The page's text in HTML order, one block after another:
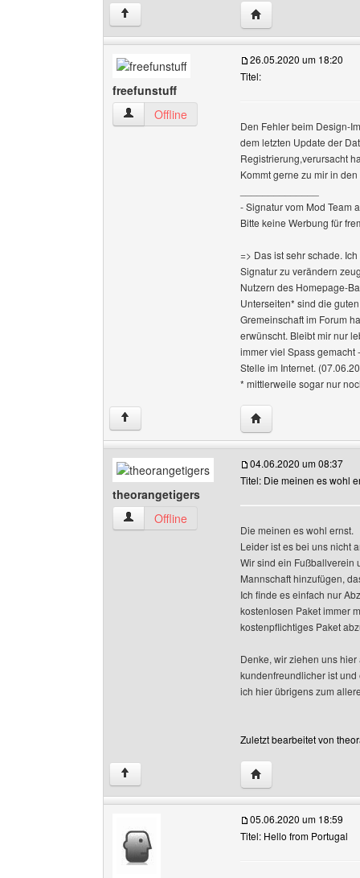
↑ Website dieses
freefunstuff
freefunstuff Benutzer-Profile anzeigen
Offline
26.05.2020 um 18:20
Titel:
Den Fehler beim Design-
dem letzten Update der
Registrierung,verursacht
Kommt gerne zu mir in
- Signatur vom Mod Team
Bitte keine Werbung für
=> Das ist sehr schade.
Signatur zu verändern
Nutzern des Homepage-
Unterseiten* sind die
Gremeinschaft im Forum
erwünscht. Bleibt mir nur
immer viel Spass gemacht
Stelle im Internet.
* mittlerweile sogar nur
↑ Website dieses
theorangetigers
theorangetigers Benutzer-Profile anzeigen
Offline
04.06.2020 um 08:37
Titel: Die meinen es wohl
Die meinen es wohl ernst.
Leider ist es bei uns nicht
Wir sind ein Fußballverein
Mannschaft hinzufügen,
Ich finde es einfach nur
kostenlosen Paket immer
kostenpflichtiges Paket
Denke, wir ziehen uns
kundenfreundlicher ist
ich hier übrigens zum
Zuletzt bearbeitet von
↑ Website dieses
05.06.2020 um 18:59
Titel: Hello from Portugal